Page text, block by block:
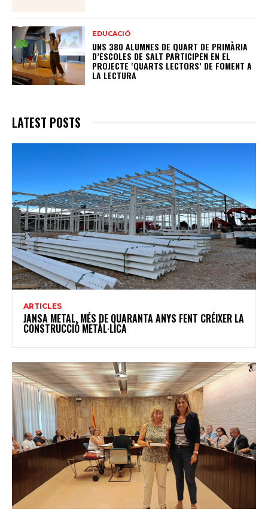
EDUCACIÓ
UNS 380 ALUMNES DE QUART DE PRIMÀRIA
D’ESCOLES DE SALT PARTICIPEN EN EL
PROJECTE ‘QUARTS LECTORS’ DE FOMENT A
LA LECTURA
LATEST POSTS
ARTICLES
JANSA METAL, MÉS DE QUARANTA ANYS FENT CRÉIXER LA
CONSTRUCCIÓ METÀL·LICA